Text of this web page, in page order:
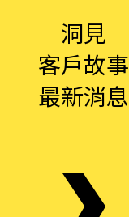
洞見
客戶故事
最新消息